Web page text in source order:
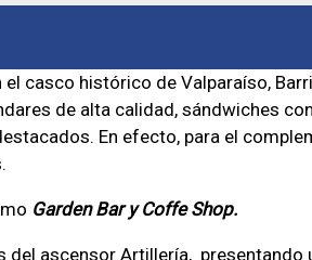
casco histórico de Valparaíso,
de alta calidad, sándwiches
En efecto, para el
Garden Bar y Coffe Shop.
del ascensor Artillería,